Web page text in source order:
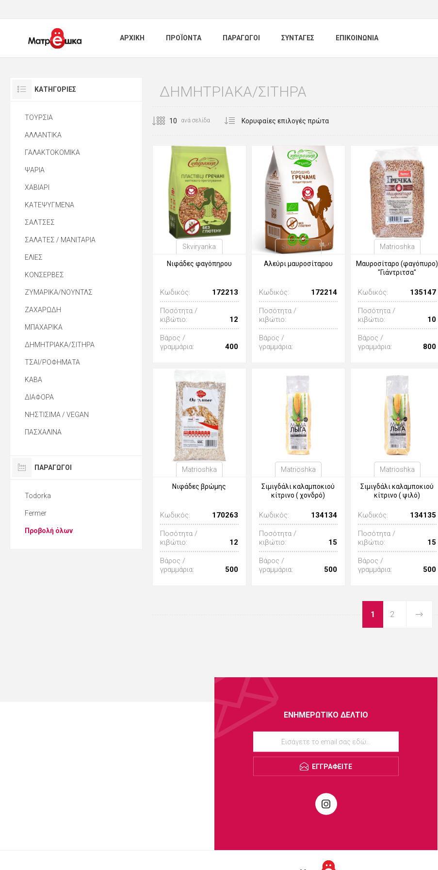
ΑΡΧΙΚΗ ΠΡΟΪΟΝΤΑ ΠΑΡΑΓΩΓΟΙ ΣΥΝΤΑΓΕΣ ΕΠΙΚΟΙΝΩΝΙΑ
ΔΗΜΗΤΡΙΑΚΑ/ΣΙΤΗΡΑ
ανά σελίδα
Skviryanka
Νιφάδες φαγόπηρου
Κωδικός: 172213
Ποσότητα /
κιβώτιο:
12
Βάρος /
γραμμάρια:
400
Skviryanka
Αλεύρι μαυροσίταρου
Κωδικός: 172214
Ποσότητα /
κιβώτιο:
Βάρος /
γραμμάρια:
Matrioshka
Μαυροσίταρο (φαγόπυρο)
"Γιάντριτσα"
Κωδικός: 135147
Ποσότητα /
κιβώτιο:
10
Βάρος /
γραμμάρια:
800
Matrioshka
Νιφάδες βρώμης
Κωδικός: 170263
Ποσότητα /
κιβώτιο:
12
Βάρος /
γραμμάρια:
500
Matrioshka
Σιμιγδάλι καλαμποκιού
κίτρινο ( χονδρό)
Κωδικός: 134134
Ποσότητα /
κιβώτιο:
15
Βάρος /
γραμμάρια:
500
Matrioshka
Σιμιγδάλι καλαμποκιού
κίτρινο ( ψιλό)
Κωδικός: 134135
Ποσότητα /
κιβώτιο:
15
Βάρος /
γραμμάρια:
500
1 2
ΚΑΤΗΓΟΡΊΕΣ
ΤΟΥΡΣΙΑ
ΑΛΛΑΝΤΙΚΑ
ΓΑΛΑΚΤΟΚΟΜΙΚΑ
ΨΑΡΙΑ
ΧΑΒΙΑΡΙ
ΚΑΤΕΨΥΓΜΕΝΑ
ΣΑΛΤΣΕΣ
ΣΑΛΑΤΕΣ / ΜΑΝΙΤΑΡΙΑ
ΕΛΙΕΣ
ΚΟΝΣΕΡΒΕΣ
ΖΥΜΑΡΙΚΑ/ΝΟΥΝΤΛΣ
ΖΑΧΑΡΩΔΗ
ΜΠΑΧΑΡΙΚΑ
ΔΗΜΗΤΡΙΑΚΑ/ΣΙΤΗΡΑ
ΤΣΑΙ/ΡΟΦΗΜΑΤΑ
ΚΑΒΑ
ΔΙΑΦΟΡΑ
ΝΗΣΤΙΣΙΜΑ / VEGAN
ΠΑΣΧΑΛΙΝΑ
ΠΑΡΑΓΩΓΟΙ
Todorka
Fermer
Προβολή όλων
ΕΝΗΜΕΡΩΤΙΚΌ ΔΕΛΤΊΟ
ΕΓΓΡΑΦΕΊΤΕ